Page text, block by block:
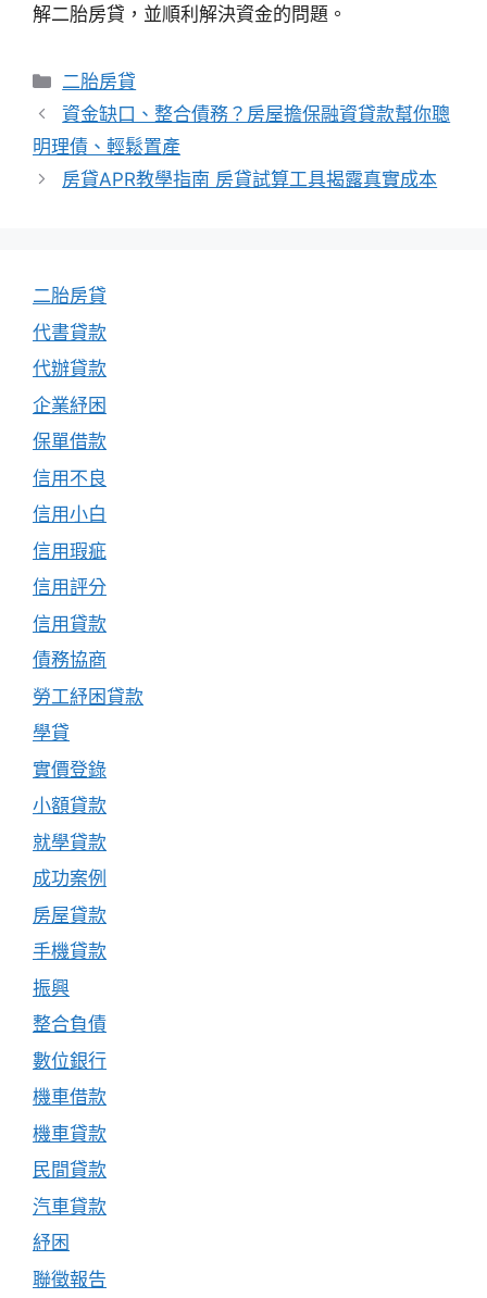
解二胎房貸，並順利解決資金的問題。
分
類
二胎房貸
資金缺口、整合債務？房屋擔保融資貸款幫你聰
明理債、輕鬆置產
房貸APR教學指南 房貸試算工具揭露真實成本
二胎房貸
代書貸款
代辦貸款
企業紓困
保單借款
信用不良
信用小白
信用瑕疵
信用評分
信用貸款
債務協商
勞工紓困貸款
學貸
實價登錄
小額貸款
就學貸款
成功案例
房屋貸款
手機貸款
振興
整合負債
數位銀行
機車借款
機車貸款
民間貸款
汽車貸款
紓困
聯徵報告